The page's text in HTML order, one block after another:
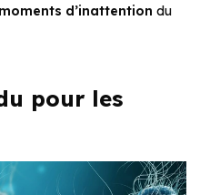
d’inattention du
pour les